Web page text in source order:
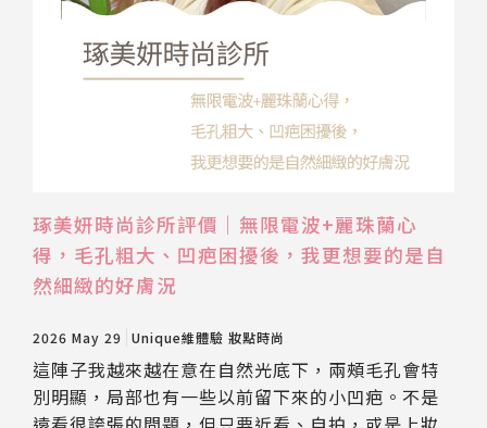
琢美妍時尚診所評價｜無限電波+麗珠蘭心
得，毛孔粗大、凹疤困擾後，我更想要的是自
然細緻的好膚況
2026 May 29 Unique維體驗 妝點時尚
這陣子我越來越在意在自然光底下，兩頰毛孔會特
別明顯，局部也有一些以前留下來的小凹疤。不是